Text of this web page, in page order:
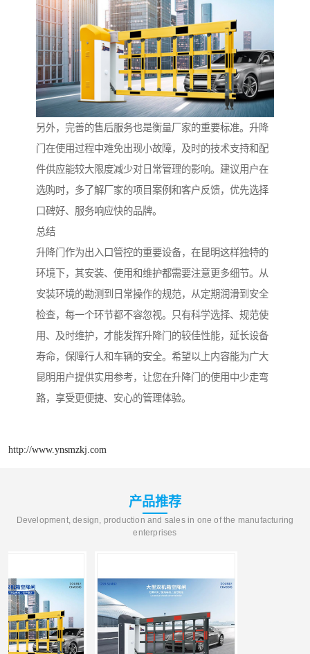
另外，完善的售后服务也是衡量厂家的重要标准。升降
门在使用过程中难免出现小故障，及时的技术支持和配
件供应能较大限度减少对日常管理的影响。建议用户在
选购时，多了解厂家的项目案例和客户反馈，优先选择
口碑好、服务响应快的品牌。
总结
升降门作为出入口管控的重要设备，在昆明这样独特的
环境下，其安装、使用和维护都需要注意更多细节。从
安装环境的勘测到日常操作的规范，从定期润滑到安全
检查，每一个环节都不容忽视。只有科学选择、规范使
用、及时维护，才能发挥升降门的较佳性能，延长设备
寿命，保障行人和车辆的安全。希望以上内容能为广大
昆明用户提供实用参考，让您在升降门的使用中少走弯
路，享受更便捷、安心的管理体验。
http://www.ynsmzkj.com
产品推荐
Development, design, production and sales in one of the manufacturing
enterprises